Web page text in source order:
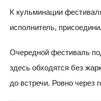
К кульминации
исполнитель,
Очередной фестиваль
здесь обходятся без
до встречи. Ровно через